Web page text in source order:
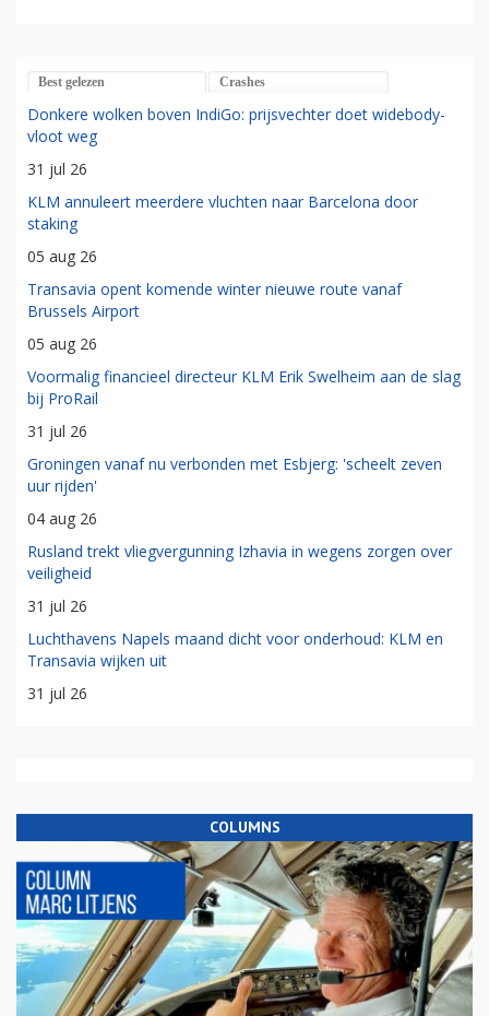
Best gelezen Crashes
Donkere wolken boven IndiGo: prijsvechter doet widebody-
vloot weg
31 jul 26
KLM annuleert meerdere vluchten naar Barcelona door
staking
05 aug 26
Transavia opent komende winter nieuwe route vanaf
Brussels Airport
05 aug 26
Voormalig financieel directeur KLM Erik Swelheim aan de slag
bij ProRail
31 jul 26
Groningen vanaf nu verbonden met Esbjerg: 'scheelt zeven
uur rijden'
04 aug 26
Rusland trekt vliegvergunning Izhavia in wegens zorgen over
veiligheid
31 jul 26
Luchthavens Napels maand dicht voor onderhoud: KLM en
Transavia wijken uit
31 jul 26
COLUMNS